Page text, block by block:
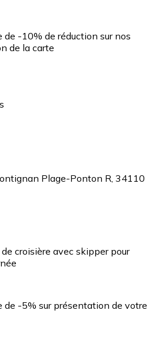
de -10% de réduction sur nos
de la carte
Plage-Ponton R, 34110
croisière avec skipper pour
de -5% sur présentation de votre